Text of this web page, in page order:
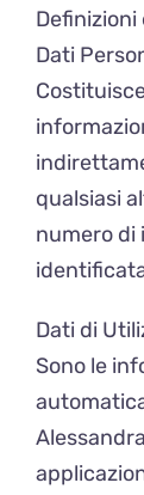
Dati
qualsiasi
numero di
Dati di
Sono le